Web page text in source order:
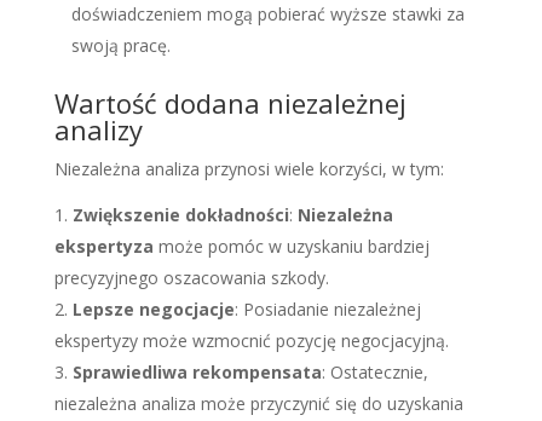
doświadczeniem mogą pobierać wyższe stawki za
swoją pracę.
Wartość dodana niezależnej
analizy
Niezależna analiza przynosi wiele korzyści, w tym:
Zwiększenie dokładności: Niezależna
ekspertyza może pomóc w uzyskaniu bardziej
precyzyjnego oszacowania szkody.
Lepsze negocjacje: Posiadanie niezależnej
ekspertyzy może wzmocnić pozycję negocjacyjną.
Sprawiedliwa rekompensata: Ostatecznie,
niezależna analiza może przyczynić się do uzyskania